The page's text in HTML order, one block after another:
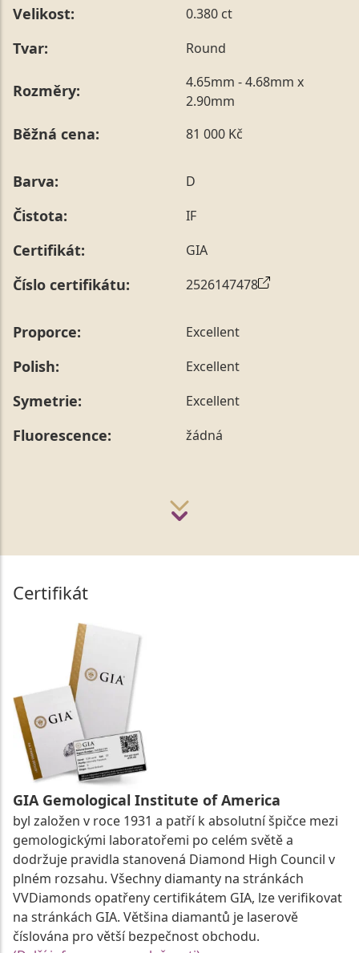
Velikost: 0.380 ct
Tvar: Round
Rozměry:
4.65mm - 4.68mm x
2.90mm
Běžná cena: 81 000 Kč
Barva: D
Čistota: IF
Certifikát: GIA
Číslo certifikátu: 2526147478
Proporce: Excellent
Polish: Excellent
Symetrie: Excellent
Fluorescence: žádná
Certifikát
GIA Gemological Institute of America
byl založen v roce 1931 a patří k absolutní špičce mezi
gemologickými laboratořemi po celém světě a
dodržuje pravidla stanovená Diamond High Council v
plném rozsahu. Všechny diamanty na stránkách
VVDiamonds opatřeny certifikátem GIA, lze verifikovat
na stránkách GIA. Většina diamantů je laserově
číslována pro větší bezpečnost obchodu.